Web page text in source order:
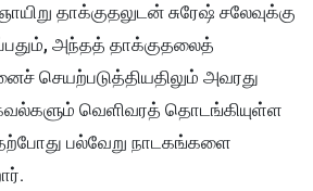
தாக்குதலுடன் சுரேஷ் சலேவுக்கு
அந்தத் தாக்குதலைத்
செயற்படுத்தியதிலும் அவரது
வெளிவரத் தொடங்கியுள்ள
பல்வேறு நாடகங்களை